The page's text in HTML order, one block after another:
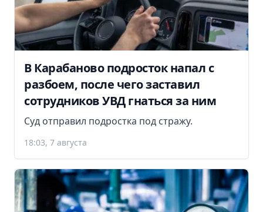
В Карабаново подросток напал с
разбоем, после чего заставил
сотрудников УВД гнаться за ним
Суд отправил подростка под стражу.
18:03, 7 августа